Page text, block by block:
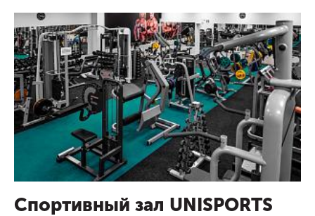
Спортивный зал UNISPORTS